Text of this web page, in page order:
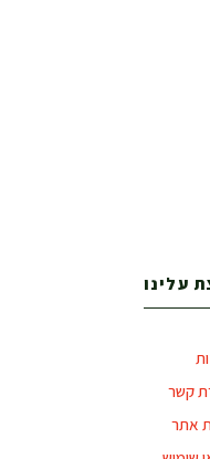
עלינו
קשר
אתר